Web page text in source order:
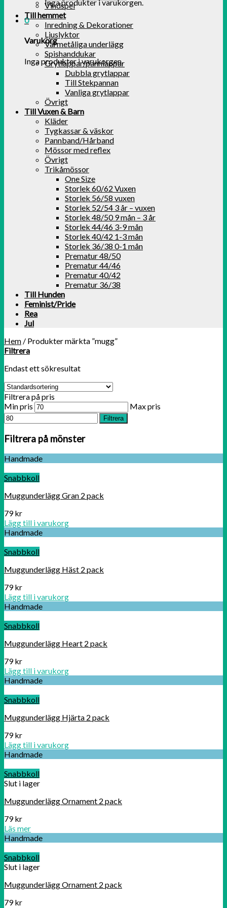
Inga produkter i varukorgen.
0
Varukorg
Inga produkter i varukorgen.
Vindspel
Till hemmet
Inredning & Dekorationer
Ljuslyktor
Värmetåliga underlägg
Spishanddukar
Grytlappar/pannlappar
Dubbla grytlappar
Till Stekpannan
Vanliga grytlappar
Övrigt
Till Vuxen & Barn
Kläder
Tygkassar & väskor
Pannband/Hårband
Mössor med reflex
Övrigt
Trikåmössor
One Size
Storlek 60/62 Vuxen
Storlek 56/58 vuxen
Storlek 52/54 3 år – vuxen
Storlek 48/50 9 mån – 3 år
Storlek 44/46 3-9 mån
Storlek 40/42 1-3 mån
Storlek 36/38 0-1 mån
Prematur 48/50
Prematur 44/46
Prematur 40/42
Prematur 36/38
Till Hunden
Feminist/Pride
Rea
Jul
Hem / Produkter märkta ”mugg”
Filtrera
Endast ett sökresultat
Filtrera på pris
Min pris
Max pris
Filtrera
Filtrera på mönster
Handmade
Snabbkoll
Muggunderlägg Gran 2 pack
79kr
Lägg till i varukorg
Handmade
Snabbkoll
Muggunderlägg Häst 2 pack
79kr
Lägg till i varukorg
Handmade
Snabbkoll
Muggunderlägg Heart 2 pack
79kr
Lägg till i varukorg
Handmade
Snabbkoll
Muggunderlägg Hjärta 2 pack
79kr
Lägg till i varukorg
Handmade
Snabbkoll
Slut i lager
Muggunderlägg Ornament 2 pack
79kr
Läs mer
Handmade
Snabbkoll
Slut i lager
Muggunderlägg Ornament 2 pack
79kr